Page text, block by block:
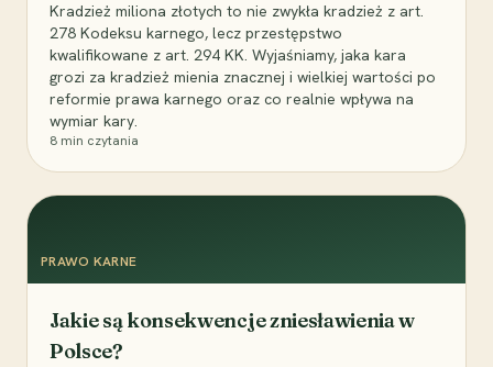
Kradzież miliona złotych to nie zwykła kradzież z art.
278 Kodeksu karnego, lecz przestępstwo
kwalifikowane z art. 294 KK. Wyjaśniamy, jaka kara
grozi za kradzież mienia znacznej i wielkiej wartości po
reformie prawa karnego oraz co realnie wpływa na
wymiar kary.
8 min czytania
PRAWO KARNE
Jakie są konsekwencje zniesławienia w
Polsce?